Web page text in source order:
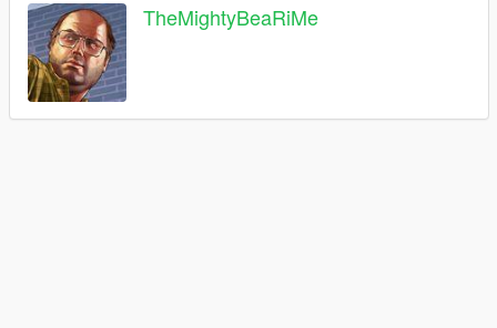
TheMightyBeaRiMe